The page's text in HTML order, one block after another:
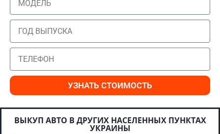
УЗНАТЬ СТОИМОСТЬ
ВЫКУП АВТО В ДРУГИХ НАСЕЛЕННЫХ ПУНКТАХ
УКРАИНЫ